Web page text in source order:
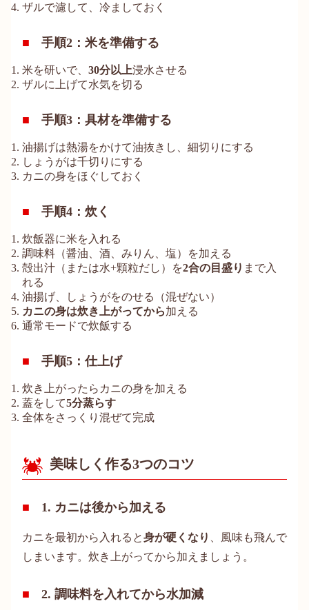
ザルで濾して、冷ましておく
手順2：米を準備する
米を研いで、 30分以上浸水させる
ザルに上げて水気を切る
手順3：具材を準備する
油揚げは熱湯をかけて油抜きし、細切りにする
しょうがは千切りにする
カニの身をほぐしておく
手順4：炊く
炊飯器に米を入れる
調味料（醤油、酒、みりん、塩）を加える
殻出汁（または水+顆粒だし）を2合の目盛り まで入
れる
油揚げ、しょうがをのせる（混ぜない）
カニの身は炊き上がってから加える
通常モードで炊飯する
手順5：仕上げ
炊き上がったらカニの身を加える
蓋をして5分蒸らす
全体をさっくり混ぜて完成
美味しく作る3つのコツ
1. カニは後から加える
カニを最初から入れると身が硬くなり
、風味も飛んで
しまいます。炊き上がってから加えましょう。
2. 調味料を入れてから水加減